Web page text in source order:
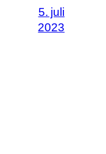
5. juli
2023